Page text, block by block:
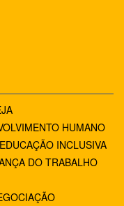
HUMANO
INCLUSIVA
DO TRABALHO